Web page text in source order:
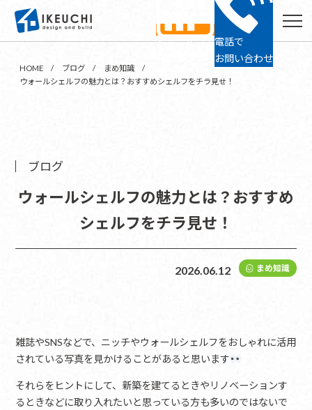
ショールーム電話で
お問い合わせ
HOME ブログ
まめ知識
ウォールシェルフの魅力とは？おすすめシェルフをチラ見せ！
ブログ
ウォールシェルフの魅力とは？おすすめ
シェルフをチラ見せ！
2026.06.12 まめ知識
雑誌やSNSなどで、ニッチやウォールシェルフをおしゃれに活用
されている写真を見かけることがあると思います
それらをヒントにして、新築を建てるときやリノベーションす
るときなどに取り入れたいと思っている方も多いのではないで